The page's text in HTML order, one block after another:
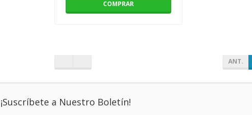
COMPRAR
ANT.
¡Suscríbete a Nuestro Boletín!